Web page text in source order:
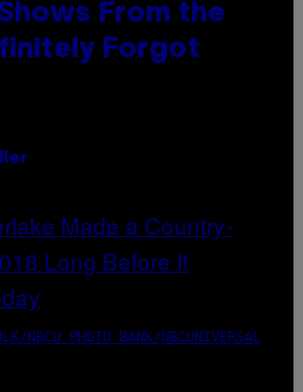
From the
Forgot
NBCU PHOTO BANK/NBCUNIVERSAL